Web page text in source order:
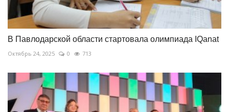
В Павлодарской области стартовала олимпиада IQanat
Октябрь 24, 2025 0 713